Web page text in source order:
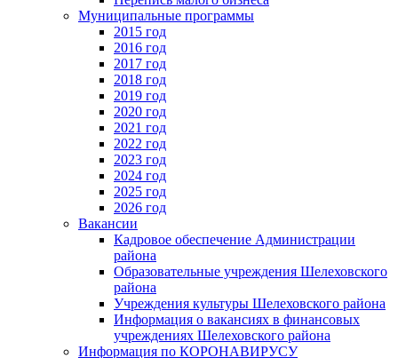
Муниципальные программы
2015 год
2016 год
2017 год
2018 год
2019 год
2020 год
2021 год
2022 год
2023 год
2024 год
2025 год
2026 год
Вакансии
Кадровое обеспечение Администрации
района
Образовательные учреждения Шелеховского
района
Учреждения культуры Шелеховского района
Информация о вакансиях в финансовых
учреждениях Шелеховского района
Информация по КОРОНАВИРУСУ